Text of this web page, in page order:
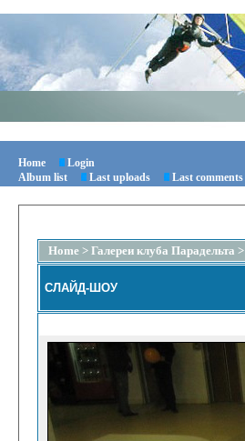
Home
Login
Album list
Last uploads Last comments
Home > Галереи клуба Парадельта >
СЛАЙД-ШОУ